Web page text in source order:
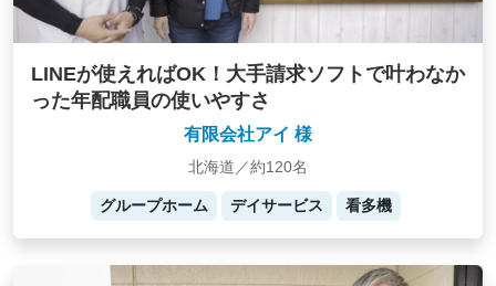
LINEが使えればOK！大手請求ソフトで叶わなか
った年配職員の使いやすさ
有限会社アイ 様
北海道／約120名
グループホーム デイサービス 看多機